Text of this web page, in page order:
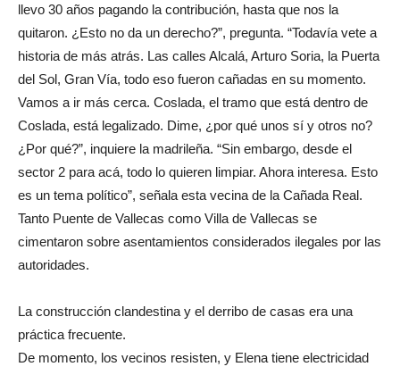
llevo 30 años pagando la contribución, hasta que nos la
quitaron. ¿Esto no da un derecho?”, pregunta. “Todavía vete a
historia de más atrás. Las calles Alcalá, Arturo Soria, la Puerta
del Sol, Gran Vía, todo eso fueron cañadas en su momento.
Vamos a ir más cerca. Coslada, el tramo que está dentro de
Coslada, está legalizado. Dime, ¿por qué unos sí y otros no?
¿Por qué?”, inquiere la madrileña. “Sin embargo, desde el
sector 2 para acá, todo lo quieren limpiar. Ahora interesa. Esto
es un tema político”, señala esta vecina de la Cañada Real.
Tanto Puente de Vallecas como Villa de Vallecas se
cimentaron sobre asentamientos considerados ilegales por las
autoridades.
La construcción clandestina y el derribo de casas era una
práctica frecuente.
De momento, los vecinos resisten, y Elena tiene electricidad